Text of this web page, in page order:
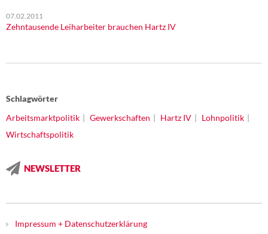
07.02.2011
Zehntausende Leiharbeiter brauchen Hartz IV
Schlagwörter
Arbeitsmarktpolitik
Gewerkschaften Hartz IV
Lohnpolitik
Wirtschaftspolitik
NEWSLETTER
Impressum + Datenschutzerklärung